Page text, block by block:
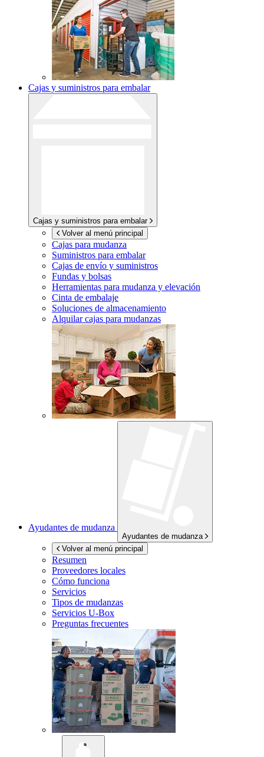
Cajas y suministros para embalar
Cajas y suministros para embalar
Volver al menú principal
Cajas para mudanza
Suministros para embalar
Cajas de envío y suministros
Fundas y bolsas
Herramientas para mudanza y elevación
Cinta de embalaje
Soluciones de almacenamiento
Alquilar cajas para mudanzas
Ayudantes de mudanza
Ayudantes de mudanza
Volver al menú principal
Resumen
Proveedores locales
Cómo funciona
Servicios
Tipos de mudanzas
Servicios U-Box
Preguntas frecuentes